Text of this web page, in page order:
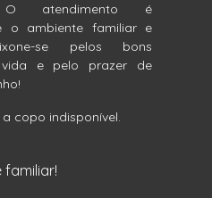
O atendimento é
o ambiente familiar e
se pelos bons
e pelo prazer de
copo indisponível.
familiar!